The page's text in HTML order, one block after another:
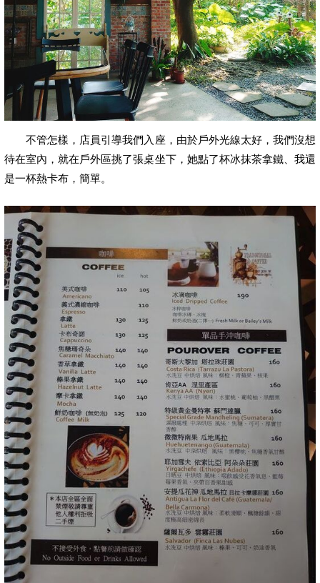
不管怎樣，店員引導我們入座，由於戶外光線太好，我們沒想
待在室內，就在戶外區挑了張桌坐下，她點了杯冰抹茶拿鐵、我還
是一杯熱卡布，簡單。